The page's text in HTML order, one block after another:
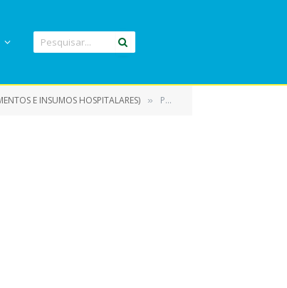
E INSUMOS HOSPITALARES) » PARECER DO CONTROLE INTERNO (6)